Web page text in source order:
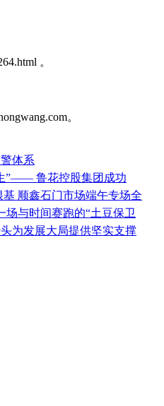
。
。
体系
”—— 鲁花控股集团成功
基 顺鑫石门市场端午专场全
与时间赛跑的“土豆保卫
为发展大局提供坚实支撑